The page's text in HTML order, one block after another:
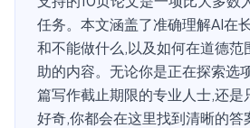
任务。本文涵盖了准确理解AI在
和不能做什么,以及如何在道德范
助的内容。无论你是正在探索选
篇写作截止期限的专业人士,还是
好奇,你都会在这里找到清晰的答